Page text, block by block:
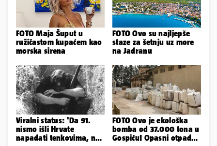
FOTO Maja Šuput u
ružičastom kupaćem kao
morska sirena
FOTO Ovo su najljepše
staze za šetnju uz more
na Jadranu
Viralni status: 'Da 91.
nismo išli Hrvate
napadati tenkovima, ne
FOTO Ovo je ekološka
bomba od 37.000 tona u
Gospiću! Opasni otpad